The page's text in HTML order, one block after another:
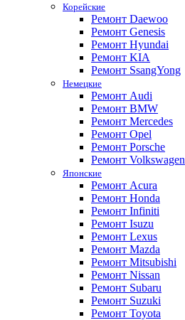
Корейские
Ремонт Daewoo
Ремонт Genesis
Ремонт Hyundai
Ремонт KIA
Ремонт SsangYong
Немецкие
Ремонт Audi
Ремонт BMW
Ремонт Mercedes
Ремонт Opel
Ремонт Porsche
Ремонт Volkswagen
Японские
Ремонт Acura
Ремонт Honda
Ремонт Infiniti
Ремонт Isuzu
Ремонт Lexus
Ремонт Mazda
Ремонт Mitsubishi
Ремонт Nissan
Ремонт Subaru
Ремонт Suzuki
Ремонт Toyota